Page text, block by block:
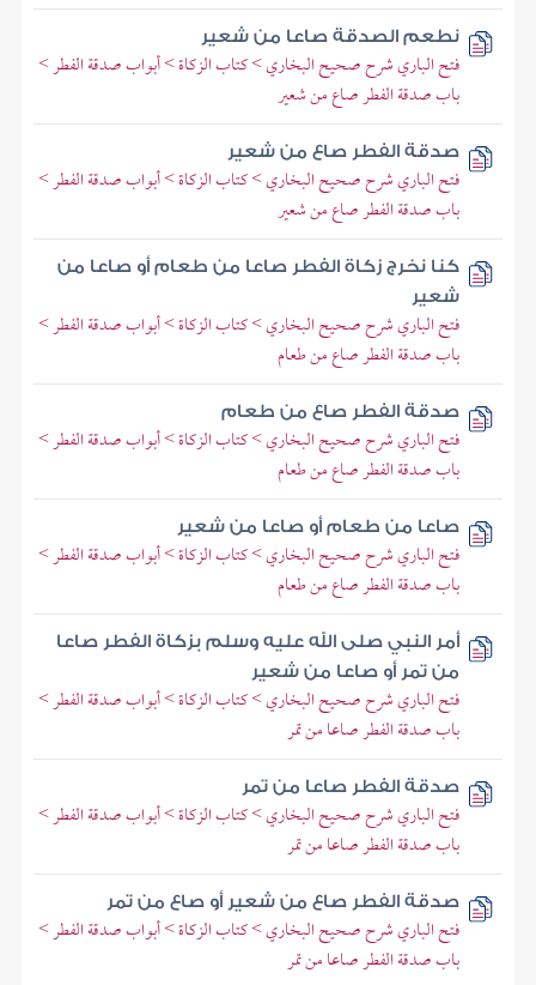
نطعم الصدقة صاعا من شعير
فتح الباري شرح صحيح البخاري > كتاب الزكاة > أبواب صدقة الفطر >
باب صدقة الفطر صاع من شعير
صدقة الفطر صاع من شعير
فتح الباري شرح صحيح البخاري > كتاب الزكاة > أبواب صدقة الفطر >
باب صدقة الفطر صاع من شعير
كنا نخرج زكاة الفطر صاعا من طعام أو صاعا من
شعير
فتح الباري شرح صحيح البخاري > كتاب الزكاة > أبواب صدقة الفطر >
باب صدقة الفطر صاع من طعام
صدقة الفطر صاع من طعام
فتح الباري شرح صحيح البخاري > كتاب الزكاة > أبواب صدقة الفطر >
باب صدقة الفطر صاع من طعام
صاعا من طعام أو صاعا من شعير
فتح الباري شرح صحيح البخاري > كتاب الزكاة > أبواب صدقة الفطر >
باب صدقة الفطر صاع من طعام
أمر النبي صلى الله عليه وسلم بزكاة الفطر صاعا
من تمر أو صاعا من شعير
فتح الباري شرح صحيح البخاري > كتاب الزكاة > أبواب صدقة الفطر >
باب صدقة الفطر صاعا من تمر
صدقة الفطر صاعا من تمر
فتح الباري شرح صحيح البخاري > كتاب الزكاة > أبواب صدقة الفطر >
باب صدقة الفطر صاعا من تمر
صدقة الفطر صاع من شعير أو صاع من تمر
فتح الباري شرح صحيح البخاري > كتاب الزكاة > أبواب صدقة الفطر >
باب صدقة الفطر صاعا من تمر